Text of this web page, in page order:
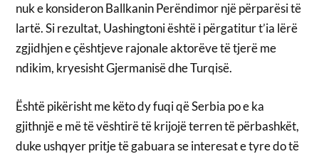
nuk e konsideron Ballkanin Perëndimor një përparësi të
lartë. Si rezultat, Uashingtoni është i përgatitur t’ia lërë
zgjidhjen e çështjeve rajonale aktorëve të tjerë me
ndikim, kryesisht Gjermanisë dhe Turqisë.
Është pikërisht me këto dy fuqi që Serbia po e ka
gjithnjë e më të vështirë të krijojë terren të përbashkët,
duke ushqyer pritje të gabuara se interesat e tyre do të